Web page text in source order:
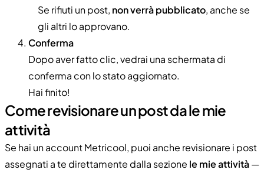
Se rifiuti un post, non verrà pubblicato, anche se
gli altri lo approvano.
Conferma
Dopo aver fatto clic, vedrai una schermata di
conferma con lo stato aggiornato.
Hai finito!
Come revisionare un post da le mie
attività
Se hai un account Metricool, puoi anche revisionare i post
assegnati a te direttamente dalla sezione le mie attività—